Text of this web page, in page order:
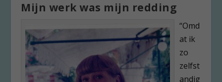
Mijn werk was mijn redding
“Omd
at ik
zo
zelfst
andig